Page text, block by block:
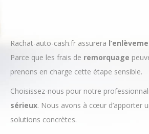
Rachat-auto-cash.fr assurera
Parce que les frais de remorquage
prenons en charge cette étape sensible.
Choisissez-nous pour notre
sérieux. Nous avons à cœur d’apporter
solutions concrètes.